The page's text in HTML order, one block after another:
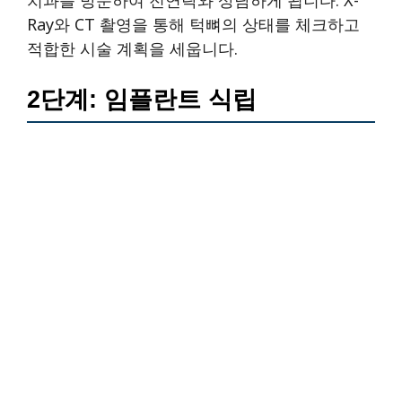
Ray와 CT 촬영을 통해 턱뼈의 상태를 체크하고
적합한 시술 계획을 세웁니다.
2단계: 임플란트 식립